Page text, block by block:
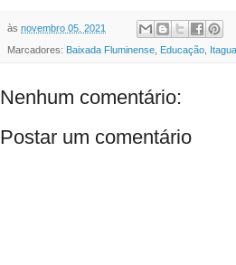
às novembro 05, 2021
Marcadores: Baixada Fluminense Educação
Nenhum comentário:
Postar um comentário